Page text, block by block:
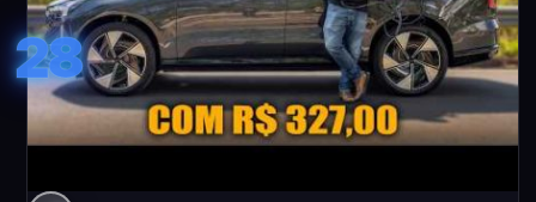
28